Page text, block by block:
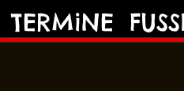
TERMiNE